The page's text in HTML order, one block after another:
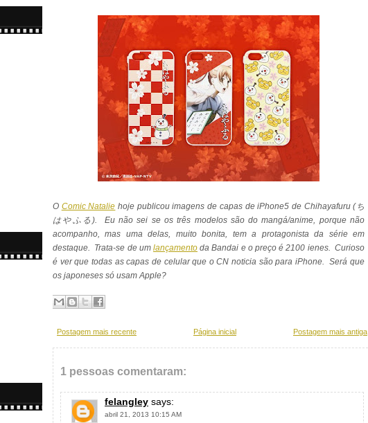
O Comic Natalie hoje publicou imagens de capas de iPhone5 de Chihayafuru (ち
はやふる). Eu não sei se os três modelos são do mangá/anime, porque não
acompanho, mas uma delas, muito bonita, tem a protagonista da série em
destaque. Trata-se de um lançamento da Bandai e o preço é 2100 ienes. Curioso
é ver que todas as capas de celular que o CN noticia são para iPhone. Será que
os japoneses só usam Apple?
Postagem mais recente Postagem mais antiga
Página inicial
1 pessoas comentaram:
felangley says:
abril 21, 2013 10:15 AM